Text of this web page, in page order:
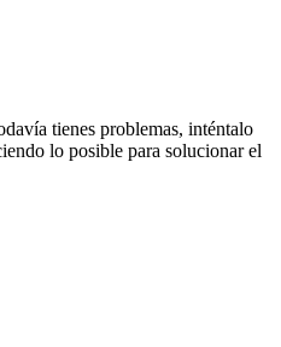
tienes problemas, inténtalo
lo posible para solucionar el